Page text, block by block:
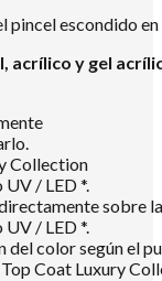
pincel escondido
acrílico y gel
Collection
UV / LED *.
sobre
UV / LED *.
color según el
Coat Luxury